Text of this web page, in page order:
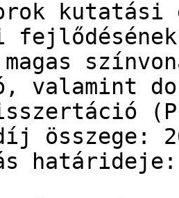
kutatási
magas
valamint
összege: